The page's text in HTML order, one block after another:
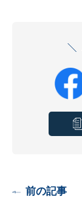
前の記事